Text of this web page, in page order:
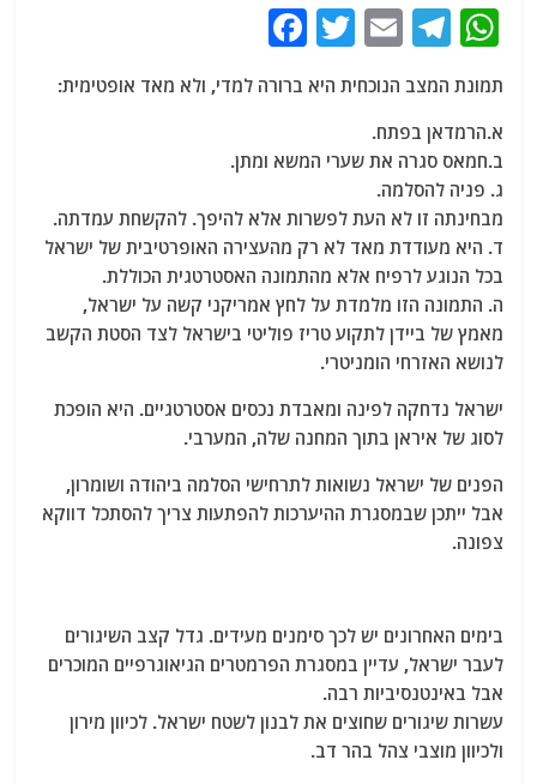
W
at
s
A
p
p
T
e
g
ra
m
E
ai
l
T
itt
er
a
c
e
b
o
o
k
תמונת המצב הנוכחית היא ברורה למדי, ולא מאד אופטימית:
א.הרמדאן בפתח.
ב.חמאס סגרה את שערי המשא ומתן.
ג. פניה להסלמה.
מבחינתה זו לא העת לפשרות אלא להיפך. להקשחת עמדתה.
ד. היא מעודדת מאד לא רק מהעצירה האופרטיבית של ישראל
בכל הנוגע לרפיח אלא מהתמונה האסטרטגית הכוללת.
ה. התמונה הזו מלמדת על לחץ אמריקני קשה על ישראל,
מאמץ של ביידן לתקוע טריז פוליטי בישראל לצד הסטת הקשב
לנושא האזרחי הומניטרי.
ישראל נדחקה לפינה ומאבדת נכסים אסטרטגיים. היא הופכת
לסוג של איראן בתוך המחנה שלה, המערבי.
הפנים של ישראל נשואות לתרחישי הסלמה ביהודה ושומרון,
אבל ייתכן שבמסגרת ההיערכות להפתעות צריך להסתכל דווקא
צפונה.
בימים האחרונים יש לכך סימנים מעידים. גדל קצב השיגורים
לעבר ישראל, עדיין במסגרת הפרמטרים הגיאוגרפיים המוכרים
אבל באינטנסיביות רבה.
עשרות שיגורים שחוצים את לבנון לשטח ישראל. לכיוון מירון
ולכיוון מוצבי צהל בהר דב.